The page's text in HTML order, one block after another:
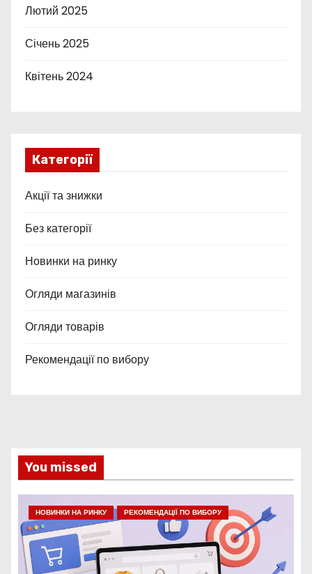
Лютий 2025
Січень 2025
Квітень 2024
Категорії
Акції та знижки
Без категорії
Новинки на ринку
Огляди магазинів
Огляди товарів
Рекомендації по вибору
You missed
НОВИНКИ НА РИНКУ РЕКОМЕНДАЦІЇ ПО ВИБОРУ